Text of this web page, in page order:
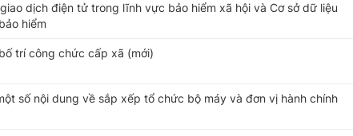
dịch điện tử trong lĩnh vực bảo hiểm xã hội và Cơ sở dữ liệu
hiểm
trí công chức cấp xã (mới)
số nội dung về sắp xếp tổ chức bộ máy và đơn vị hành chính